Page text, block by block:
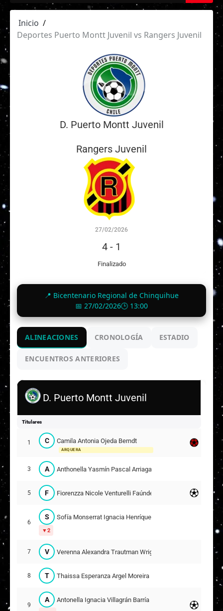
Inicio
Deportes Puerto Montt Juvenil vs Rangers Juvenil
D. Puerto Montt Juvenil
Rangers Juvenil
27/02/2026
4 - 1
Finalizado
📍 Bicentenario Regional de Chinquihue
📅 27/02/2026🕒 13:00
ALINEACIONES CRONOLOGÍA ESTADIO
ENCUENTROS ANTERIORES
D. Puerto Montt Juvenil
Titulares
1 C Camila Antonia Ojeda Berndt
ARQUERA
3 A Anthonella Yasmín Pascal Arriagada
5 F Fiorenzza Nicole Venturelli Faúndez
6
S Sofía Monserrat Ignacia Henríquez Rivas
2
7 V Verenna Alexandra Trautman Wrigge
8 T Thaissa Esperanza Argel Moreira
9
A Antonella Ignacia Villagrán Barría